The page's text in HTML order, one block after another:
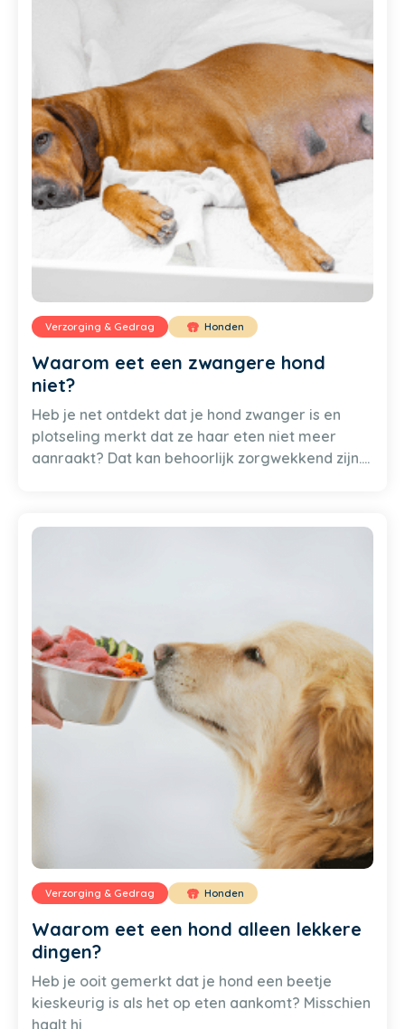
Verzorging & Gedrag Honden
Waarom eet een zwangere hond
niet?
Heb je net ontdekt dat je hond zwanger is en
plotseling merkt dat ze haar eten niet meer
aanraakt? Dat kan behoorlijk zorgwekkend zijn.
op waarom zwangere honden soms weigeren te
Verzorging & Gedrag Honden
Waarom eet een hond alleen lekkere
dingen?
Heb je ooit gemerkt dat je hond een beetje
kieskeurig is als het op eten aankomt? Misschien
haalt hi